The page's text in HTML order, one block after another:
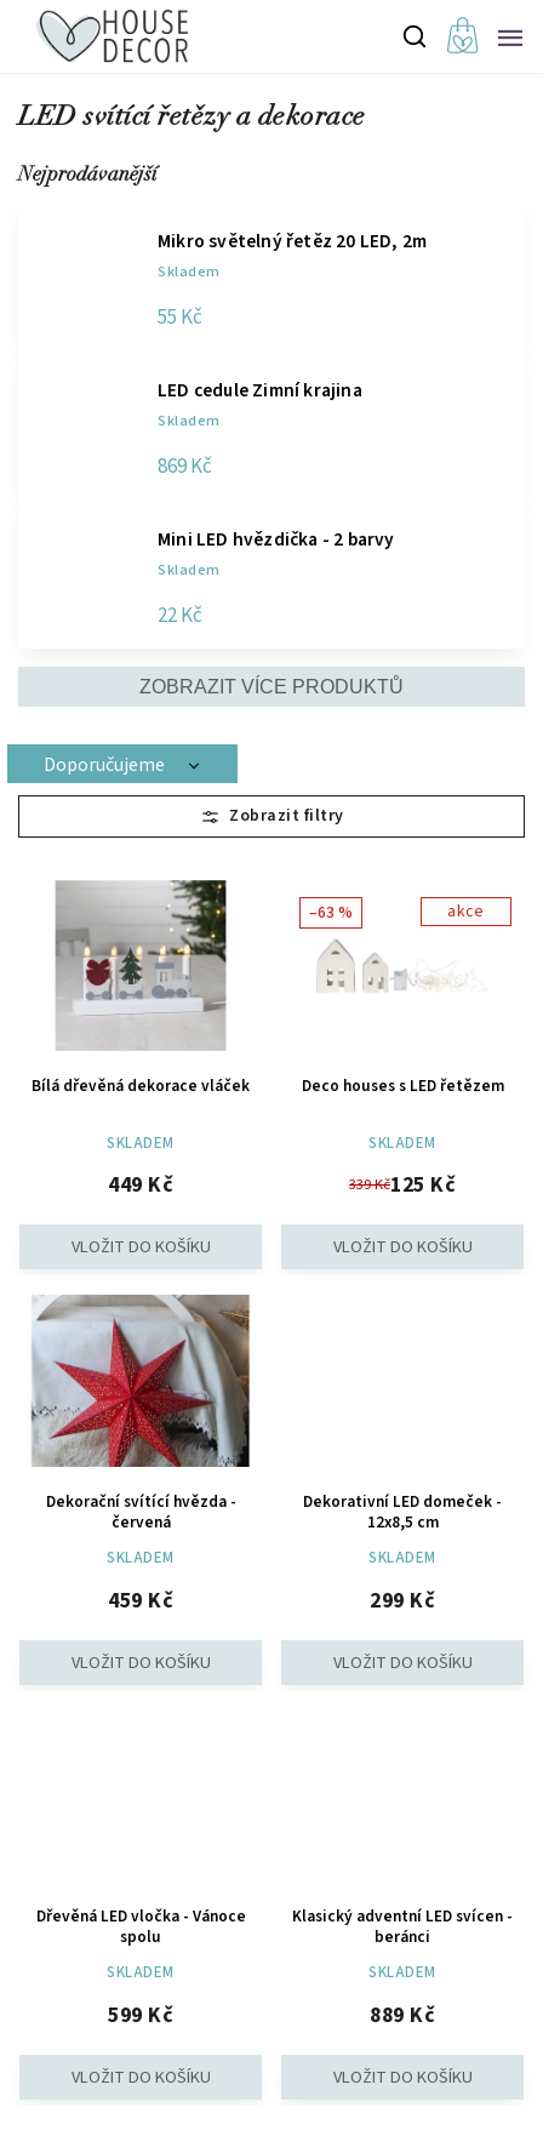
LED svítící řetězy a dekorace
Nejprodávanější
Mikro světelný řetěz 20 LED, 2m
Skladem
55 Kč
LED cedule Zimní krajina
Skladem
869 Kč
Mini LED hvězdička - 2 barvy
Skladem
22 Kč
ZOBRAZIT VÍCE PRODUKTŮ
Doporučujeme
Nejlevnější
Nejdražší
Nejprodávanější
Abecedně
Bílá dřevěná dekorace vláček
SKLADEM
449 Kč
akce
–63 %
Deco houses s LED řetězem
SKLADEM
339 Kč125 Kč
Dekorační svítící hvězda -
červená
SKLADEM
459 Kč
Dekorativní LED domeček -
12x8,5 cm
SKLADEM
299 Kč
Dřevěná LED vločka - Vánoce
spolu
SKLADEM
599 Kč
Klasický adventní LED svícen -
beránci
SKLADEM
889 Kč